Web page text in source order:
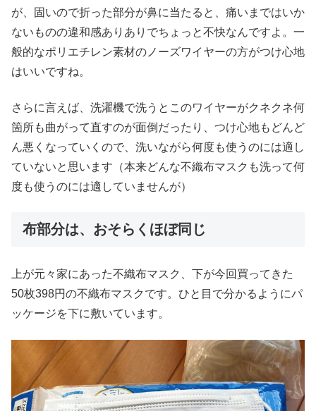
が、固いので折った部分が鼻に当たると、痛いまではいか
ないものの違和感ありありでちょっと不快なんですよ。一
般的なポリエチレン素材のノーズワイヤーの方がつけ心地
はいいですね。
さらに言えば、洗濯機で洗うとこのワイヤーがクネクネ何
箇所も曲がって直すのが面倒だったり、つけ心地もどんど
ん悪くなっていくので、洗いながら何度も使うのには適し
ていないと思います（本来どんな不織布マスクも洗って何
度も使うのには適していませんが）
布部分は、おそらくほぼ同じ
上が元々家にあった不織布マスク、下が今回買ってきた
50枚398円の不織布マスクです。ひと目で分かるようにパ
ッケージを下に敷いています。